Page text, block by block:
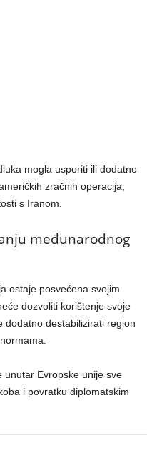
mogla usporiti ili dodatno
zračnih operacija,
s Iranom.
međunarodnog
ostaje posvećena svojim
dozvoliti korištenje svoje
dodatno destabilizirati region
unutar Evropske unije sve
i povratku diplomatskim